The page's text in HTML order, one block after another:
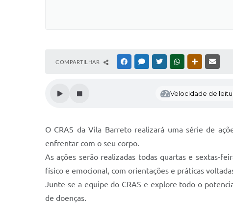
COMPARTILHAR FACEBOOKMESSENGER
TWITTERWHATSAPPOUTRAS
Velocidade de
O CRAS da Vila Barreto realizará uma série de
enfrentar com o seu corpo.
As ações serão realizadas todas quartas e sextas-
físico e emocional, com orientações e práticas
Junte-se a equipe do CRAS e explore todo o
de doenças.